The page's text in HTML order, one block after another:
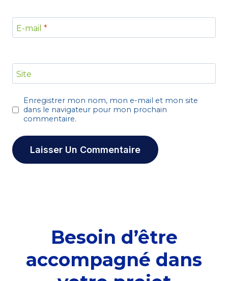
E-mail *
Site
Enregistrer mon nom, mon e-mail et mon site
dans le navigateur pour mon prochain
commentaire.
Besoin d’être
accompagné dans